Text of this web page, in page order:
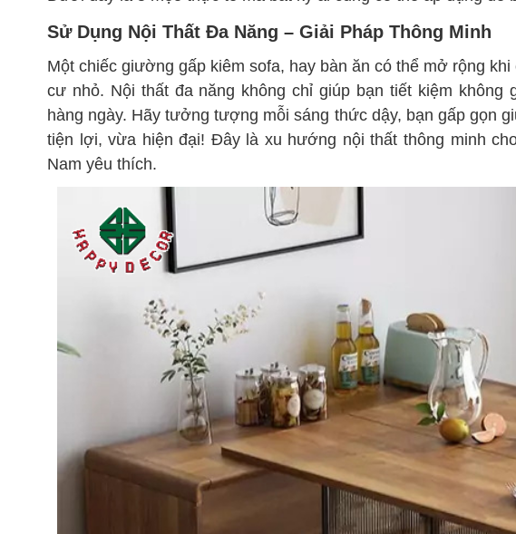
Sử Dụng Nội Thất Đa Năng – Giải Pháp Thông Minh
Một chiếc giường gấp kiêm sofa, hay bàn ăn có thể mở rộng
cư nhỏ. Nội thất đa năng không chỉ giúp bạn tiết kiệm
hàng ngày. Hãy tưởng tượng mỗi sáng thức dậy, bạn gấp gọn
tiện lợi, vừa hiện đại! Đây là xu hướng nội thất thông minh
Nam yêu thích.